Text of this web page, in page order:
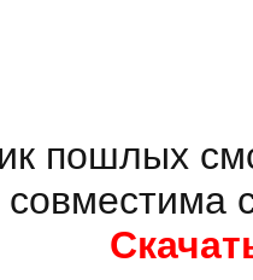
пошлых